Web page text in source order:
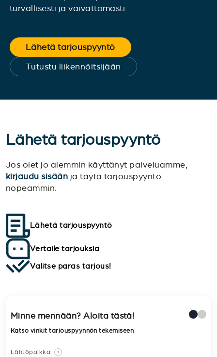
turvallisesti ja vaivattomasti.
Lähetä tarjouspyyntö
Tutustu liikennöitsijään
Lähetä tarjouspyyntö
Jos olet jo aiemmin käyttänyt palveluamme,
kirjaudu sisään ja täytä tarjouspyyntö
nopeammin.
Lähetä tarjouspyyntö
Vertaile tarjouksia
Valitse paras tarjous!
Minne mennään? Aloita tästä!
Katso vinkit tarjouspyynnön tekemiseen
Lähtöpaikka ?